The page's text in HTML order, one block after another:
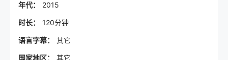
年代： 2015
时长： 120分钟
语言字幕： 其它
国家地区： 其它